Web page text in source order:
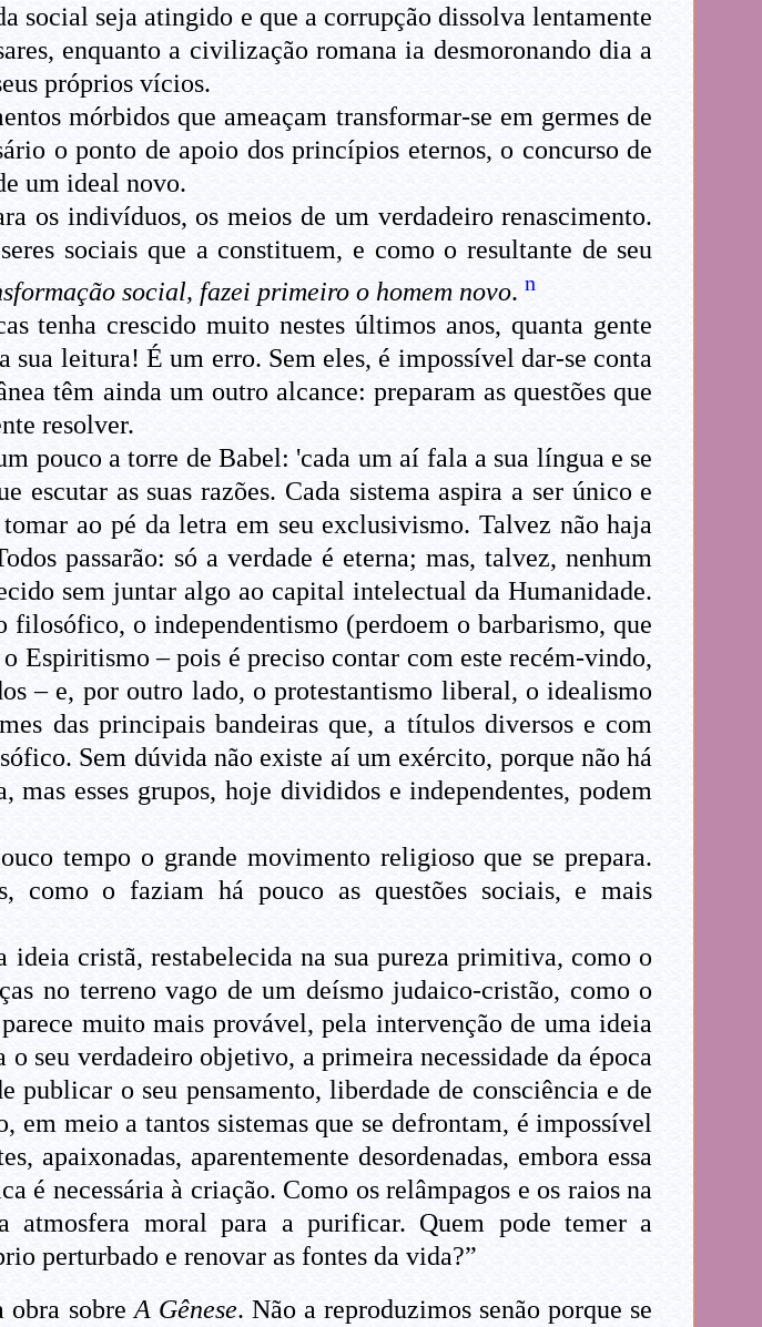
seja atingido e que a corrupção dissolva lentamente
enquanto a civilização romana ia desmoronando dia a
próprios vícios.
mórbidos que ameaçam transformar-se em germes de
o ponto de apoio dos princípios eternos, o concurso de
um ideal novo.
os indivíduos, os meios de um verdadeiro renascimento.
sociais que a constituem, e como o resultante de seu
social, fazei primeiro o homem novo. n
tenha crescido muito nestes últimos anos, quanta gente
leitura! É um erro. Sem eles, é impossível dar-se conta
têm ainda um outro alcance: preparam as questões que
resolver.
pouco a torre de Babel: 'cada um aí fala a sua língua e se
as suas razões. Cada sistema aspira a ser único e
ao pé da letra em seu exclusivismo. Talvez não haja
passarão: só a verdade é eterna; mas, talvez, nenhum
sem juntar algo ao capital intelectual da Humanidade.
o independentismo (perdoem o barbarismo, que
– pois é preciso contar com este recém-vindo,
– e, por outro lado, o protestantismo liberal, o idealismo
das principais bandeiras que, a títulos diversos e com
Sem dúvida não existe aí um exército, porque não há
esses grupos, hoje divididos e independentes, podem
tempo o grande movimento religioso que se prepara.
como o faziam há pouco as questões sociais, e mais
ideia cristã, restabelecida na sua pureza primitiva, como o
no terreno vago de um deísmo judaico-cristão, como o
muito mais provável, pela intervenção de uma ideia
seu verdadeiro objetivo, a primeira necessidade da época
publicar o seu pensamento, liberdade de consciência e de
em meio a tantos sistemas que se defrontam, é impossível
apaixonadas, aparentemente desordenadas, embora essa
é necessária à criação. Como os relâmpagos e os raios na
atmosfera moral para a purificar. Quem pode temer a
perturbado e renovar as fontes da vida?”
obra sobre A Gênese. Não a reproduzimos senão porque se